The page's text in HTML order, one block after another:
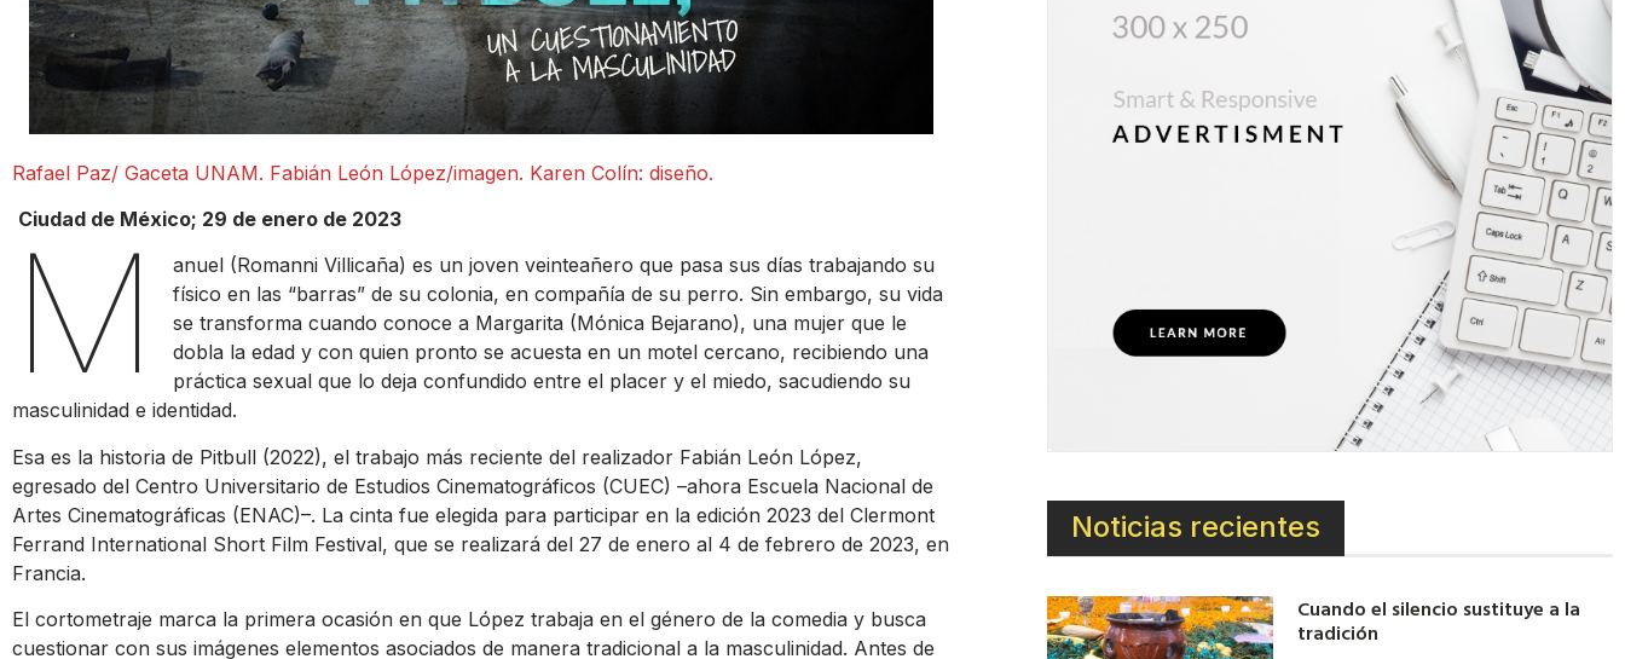
Rafael Paz/ Gaceta UNAM. Fabián León López/imagen. Karen Colín: diseño.
Ciudad de México; 29 de enero de 2023
M
anuel (Romanni Villicaña) es un joven veinteañero que pasa sus días trabajando su
físico en las “barras” de su colonia, en compañía de su perro. Sin embargo, su vida
se transforma cuando conoce a Margarita (Mónica Bejarano), una mujer que le
dobla la edad y con quien pronto se acuesta en un motel cercano, recibiendo una
práctica sexual que lo deja confundido entre el placer y el miedo, sacudiendo su
masculinidad e identidad.
Esa es la historia de Pitbull (2022), el trabajo más reciente del realizador Fabián León López,
egresado del Centro Universitario de Estudios Cinematográficos (CUEC) –ahora Escuela Nacional de
Artes Cinematográficas (ENAC)–. La cinta fue elegida para participar en la edición 2023 del Clermont
Ferrand International Short Film Festival, que se realizará del 27 de enero al 4 de febrero de 2023, en
Francia.
El cortometraje marca la primera ocasión en que López trabaja en el género de la comedia y busca
cuestionar con sus imágenes elementos asociados de manera tradicional a la masculinidad. Antes de
Noticias recientes
Cuando el silencio sustituye a la
tradición